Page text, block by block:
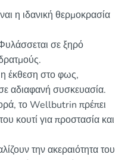
η ιδανική θερμοκρασία
σε ξηρό
η έκθεση στο φως,
αδιαφανή συσκευασία.
το Wellbutrin πρέπει
κουτί για προστασία και
την ακεραιότητα του